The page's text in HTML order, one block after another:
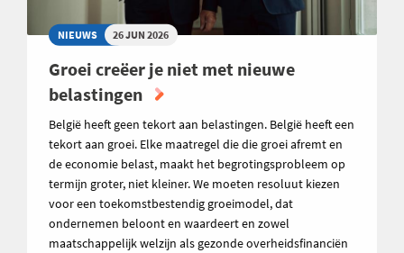
NIEUWS 26 JUN 2026
Groei creëer je niet met nieuwe
belastingen
België heeft geen tekort aan belastingen. België heeft een
tekort aan groei. Elke maatregel die die groei afremt en
de economie belast, maakt het begrotingsprobleem op
termijn groter, niet kleiner. We moeten resoluut kiezen
voor een toekomstbestendig groeimodel, dat
ondernemen beloont en waardeert en zowel
maatschappelijk welzijn als gezonde overheidsfinanciën